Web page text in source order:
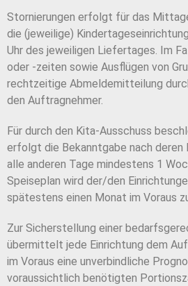
Stornierungen erfolgt für das
die (jeweilige)
Uhr des jeweiligen Liefertages. Im
oder -zeiten sowie Ausflügen von
rechtzeitige Abmeldemitteilung
den Auftragnehmer.
Für durch den Kita-Ausschuss
erfolgt die Bekanntgabe nach deren
alle anderen Tage mindestens 1
Speiseplan wird der/den
spätestens einen Monat im Voraus
Zur Sicherstellung einer
übermittelt jede Einrichtung dem
im Voraus eine unverbindliche
voraussichtlich benötigten